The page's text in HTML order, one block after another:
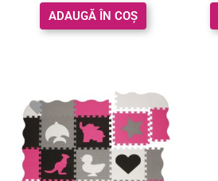
ADAUGĂ ÎN COȘ
Prețul
inițial
a
fost:
111.00 lei.
Prețul
curent
este:
59.00 lei.